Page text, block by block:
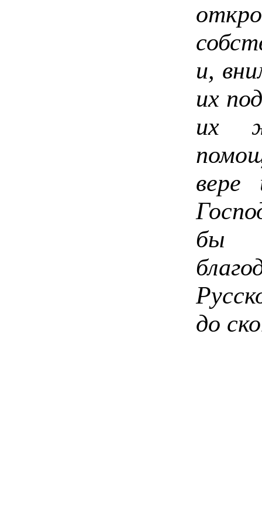
и,
их
их
бы
до